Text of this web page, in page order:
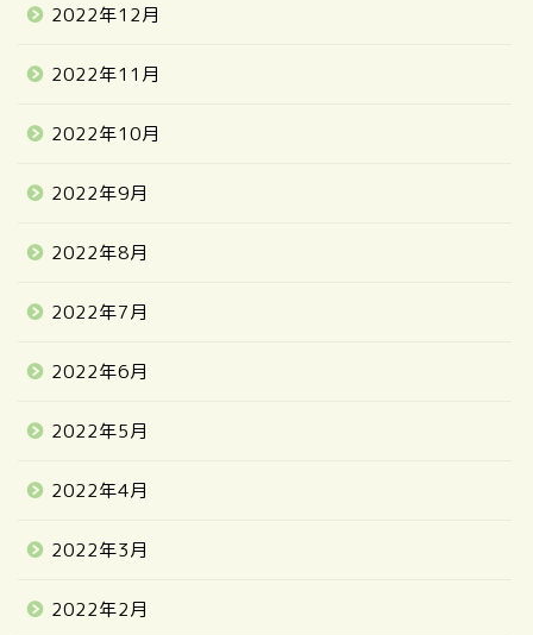
2022年12月
2022年11月
2022年10月
2022年9月
2022年8月
2022年7月
2022年6月
2022年5月
2022年4月
2022年3月
2022年2月